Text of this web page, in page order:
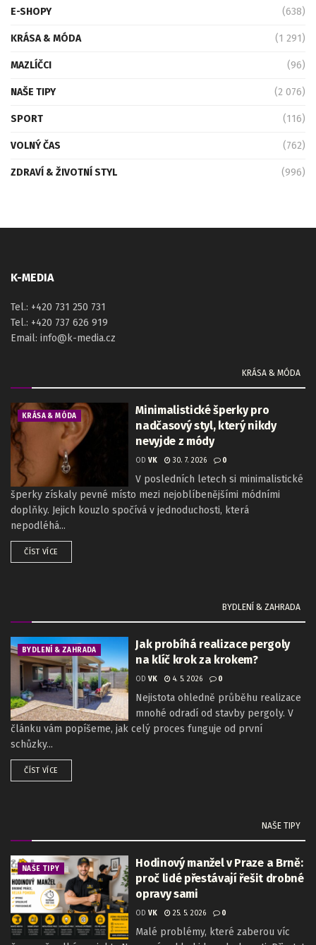
E-SHOPY (638)
KRÁSA & MÓDA (1 291)
MAZLÍČCI (96)
NAŠE TIPY (2 076)
SPORT (116)
VOLNÝ ČAS (762)
ZDRAVÍ & ŽIVOTNÍ STYL (996)
K-MEDIA
Tel.: +420 731 250 731
Tel.: +420 737 626 919
Email: info@k-media.cz
KRÁSA & MÓDA
KRÁSA & MÓDA
Minimalistické šperky pro
nadčasový styl, který nikdy
nevyjde z módy
OD VK 30. 7. 2026 0
V posledních letech si minimalistické
šperky získaly pevné místo mezi nejoblíbenějšími módními
doplňky. Jejich kouzlo spočívá v jednoduchosti, která
nepodléhá...
ČÍST VÍCE
BYDLENÍ & ZAHRADA
BYDLENÍ & ZAHRADA
Jak probíhá realizace pergoly
na klíč krok za krokem?
OD VK 4. 5. 2026 0
Nejistota ohledně průběhu realizace
mnohé odradí od stavby pergoly. V
článku vám popíšeme, jak celý proces funguje od první
schůzky...
ČÍST VÍCE
NAŠE TIPY
NAŠE TIPY
Hodinový manžel v Praze a Brně:
proč lidé přestávají řešit drobné
opravy sami
OD VK 25. 5. 2026 0
Malé problémy, které zaberou víc